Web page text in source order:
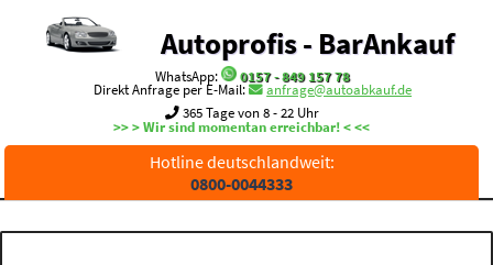
Autoprofis - BarAnkauf
WhatsApp:
0157 - 849 157 78
Direkt Anfrage per E-Mail:
anfrage@autoabkauf.de
365 Tage von 8 - 22 Uhr
>> > Wir sind momentan erreichbar! < <<
Hotline deutschlandweit:
0800-0044333